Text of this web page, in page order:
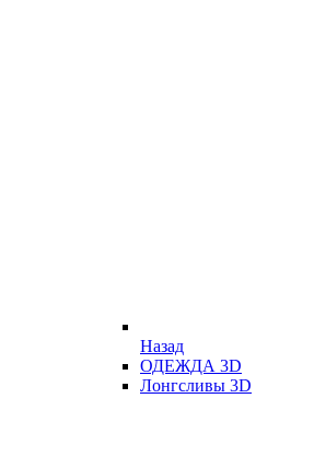
Назад
ОДЕЖДА 3D
Лонгсливы 3D